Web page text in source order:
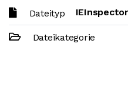
Dateityp
Dateikategorie